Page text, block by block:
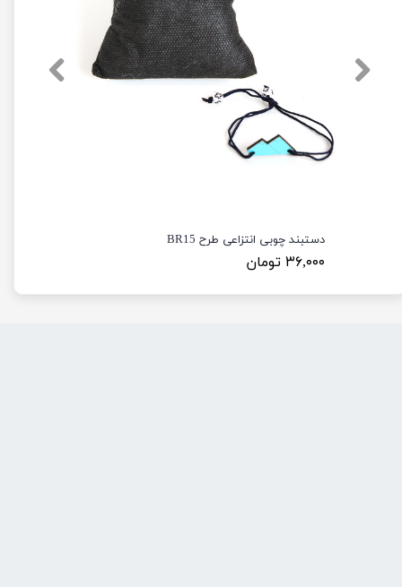
دستبند چوبی انتزاعی طرح BR15
۳۶,۰۰۰ تومان